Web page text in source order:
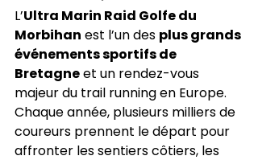
L’Ultra Marin Raid Golfe du
Morbihan est l’un des plus grands
événements sportifs de
Bretagne et un rendez-vous
majeur du trail running en Europe.
Chaque année, plusieurs milliers de
coureurs prennent le départ pour
affronter les sentiers côtiers, les